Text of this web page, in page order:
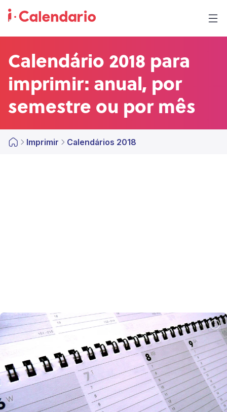
Calendário 2018 para
imprimir: anual, por
semestre ou por mês
Imprimir Calendários 2018